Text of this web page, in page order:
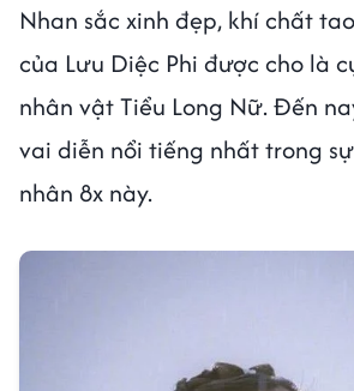
Nhan sắc xinh đẹp, khí chất
của Lưu Diệc Phi được cho là
nhân vật Tiểu Long Nữ. Đến
vai diễn nổi tiếng nhất trong
nhân 8x này.